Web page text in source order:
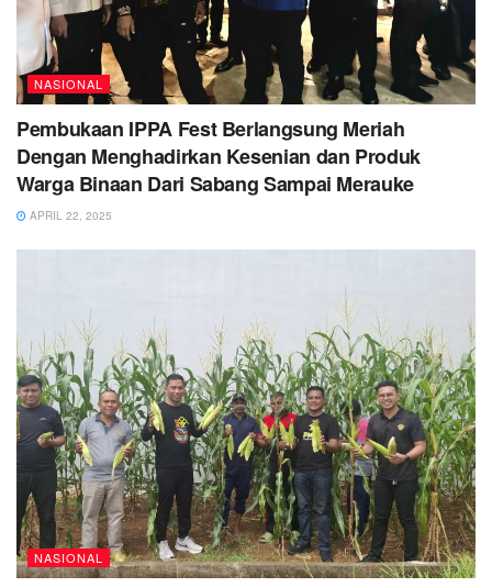
NASIONAL
Pembukaan IPPA Fest Berlangsung Meriah
Dengan Menghadirkan Kesenian dan Produk
Warga Binaan Dari Sabang Sampai Merauke
APRIL 22, 2025
NASIONAL